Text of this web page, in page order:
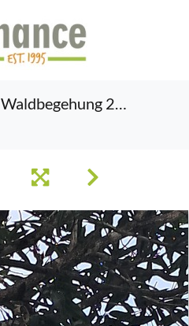
Waldbegehung 2025